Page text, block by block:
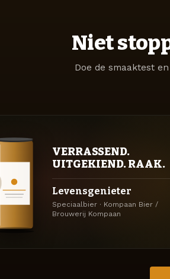
Niet
Doe de smaaktest
VERRASSEND.
UITGEKIEND. RAAK.
Levensgenieter
Speciaalbier · Kompaan Bier /
Brouwerij Kompaan